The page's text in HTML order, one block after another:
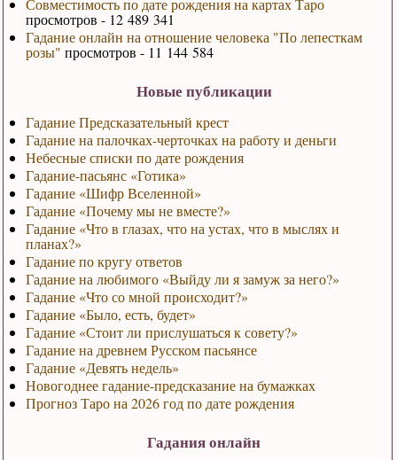
просмотров - 12 489 341
Гадание онлайн на отношение человека "По лепесткам
розы" просмотров - 11 144 584
Новые публикации
Гадание Предсказательный крест
Гадание на палочках-черточках на работу и деньги
Небесные списки по дате рождения
Гадание-пасьянс «Готика»
Гадание «Шифр Вселенной»
Гадание «Почему мы не вместе?»
Гадание «Что в глазах, что на устах, что в мыслях и
планах?»
Гадание по кругу ответов
Гадание на любимого «Выйду ли я замуж за него?»
Гадание «Что со мной происходит?»
Гадание «Было, есть, будет»
Гадание «Стоит ли прислушаться к совету?»
Гадание на древнем Русском пасьянсе
Гадание «Девять недель»
Новогоднее гадание-предсказание на бумажках
Прогноз Таро на 2026 год по дате рождения
Гадания онлайн